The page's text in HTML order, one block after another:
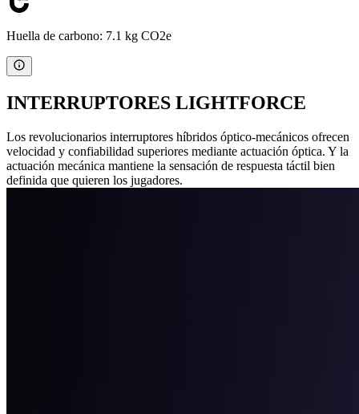
Huella de carbono: 7.1 kg CO2e
INTERRUPTORES LIGHTFORCE
Los revolucionarios interruptores híbridos óptico-mecánicos ofrecen
velocidad y confiabilidad superiores mediante actuación óptica. Y la
actuación mecánica mantiene la sensación de respuesta táctil bien
definida que quieren los jugadores.